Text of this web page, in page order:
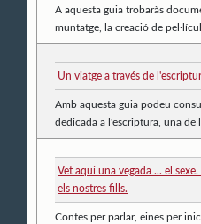
A aquesta guia trobaràs
muntatge, la creació de
Un viatge a través de
Amb aquesta guia podeu
dedicada a l'escriptura, una de
Vet aquí una vegada ... el
els nostres fills.
Contes per parlar, eines per